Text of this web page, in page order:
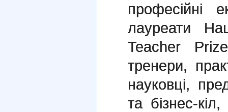
професійні
лауреати
Teacher
тренери,
науковці,
та бізнес-